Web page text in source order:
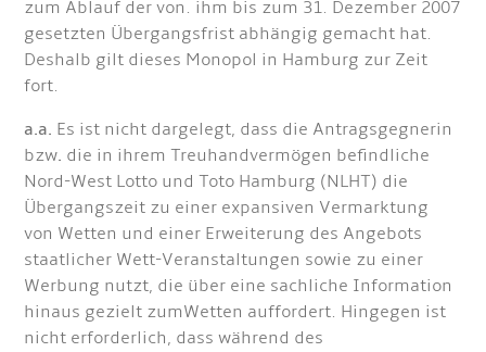
zum Ablauf der von. ihm bis zum 31. Dezember 2007
gesetzten Übergangsfrist abhängig gemacht hat.
Deshalb gilt dieses Monopol in Hamburg zur Zeit
fort.
a.a. Es ist nicht dargelegt, dass die Antragsgegnerin
bzw. die in ihrem Treuhandvermögen befindliche
Nord-West Lotto und Toto Hamburg (NLHT) die
Übergangszeit zu einer expansiven Vermarktung
von Wetten und einer Erweiterung des Angebots
staatlicher Wett-Veranstaltungen sowie zu einer
Werbung nutzt, die über eine sachliche Information
hinaus gezielt zumWetten auffordert. Hingegen ist
nicht erforderlich, dass während des